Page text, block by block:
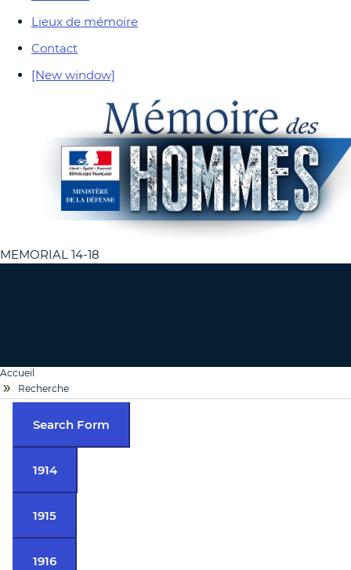
Lieux de mémoire
Contact
[New window]
MEMORIAL 14-18
Accueil
Recherche
Search Form
1914
1915
1916